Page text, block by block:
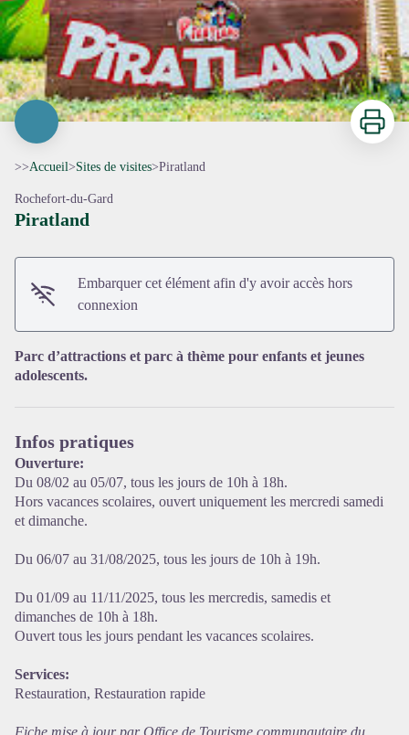
Imprimer
>>Accueil>Sites de visites>Piratland
Rochefort-du-Gard
Piratland
Embarquer cet élément afin d'y avoir accès hors
connexion
Parc d’attractions et parc à thème pour enfants et jeunes
adolescents.
Infos pratiques
Ouverture:
Du 08/02 au 05/07, tous les jours de 10h à 18h.
Hors vacances scolaires, ouvert uniquement les mercredi samedi
et dimanche.
Du 06/07 au 31/08/2025, tous les jours de 10h à 19h.
Du 01/09 au 11/11/2025, tous les mercredis, samedis et
dimanches de 10h à 18h.
Ouvert tous les jours pendant les vacances scolaires.
Services:
Restauration, Restauration rapide